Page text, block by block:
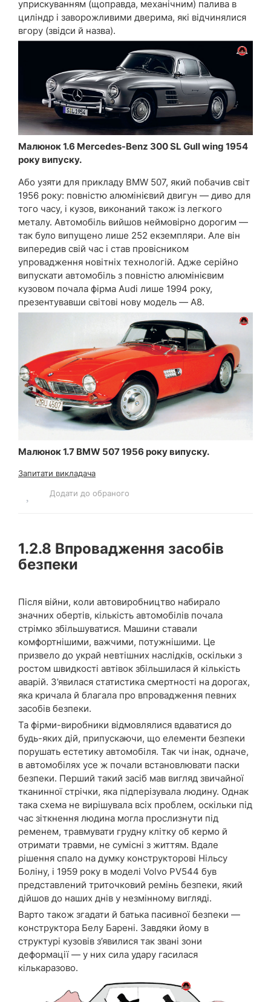
уприскуванням (щоправда, механічним) палива в
циліндр і заворожливими дверима, які відчинялися
вгору (звідси й назва).
Малюнок 1.6 Mercedes-Benz 300 SL Gull wing 1954
року випуску.
Або узяти для прикладу BMW 507, який побачив світ
1956 року: повністю алюмінієвий двигун — диво для
того часу, і кузов, виконаний також із легкого
металу. Автомобіль вийшов неймовірно дорогим —
так було випущено лише 252 екземпляри. Але він
випередив свій час і став провісником
упровадження новітніх технологій. Адже серійно
випускати автомобіль з повністю алюмінієвим
кузовом почала фірма Audi лише 1994 року,
презентувавши світові нову модель — А8.
Малюнок 1.7 BMW 507 1956 року випуску.
Запитати викладача
Додати до обраного
1.2.8 Впровадження засобів
безпеки
Після війни, коли автовиробництво набирало
значних обертів, кількість автомобілів почала
стрімко збільшуватися. Машини ставали
комфортнішими, важчими, потужнішими. Це
призвело до украй невтішних наслідків, оскільки з
ростом швидкості автівок збільшилася й кількість
аварій. З’явилася статистика смертності на дорогах,
яка кричала й благала про впровадження певних
засобів безпеки.
Та фірми-виробники відмовлялися вдаватися до
будь-яких дій, припускаючи, що елементи безпеки
порушать естетику автомобіля. Так чи інак, одначе,
в автомобілях усе ж почали встановлювати паски
безпеки. Перший такий засіб мав вигляд звичайної
тканинної стрічки, яка підперізувала людину. Однак
така схема не вирішувала всіх проблем, оскільки під
час зіткнення людина могла прослизнути під
ременем, травмувати грудну клітку об кермо й
отримати травми, не сумісні з життям. Вдале
рішення спало на думку конструкторові Нільсу
Боліну, і 1959 року в моделі Volvo PV544 був
представлений триточковий ремінь безпеки, який
дійшов до наших днів у незмінному вигляді.
Варто також згадати й батька пасивної безпеки —
конструктора Белу Барені. Завдяки йому в
структурі кузовів з’явилися так звані зони
деформації — у них сила удару гасилася
кількаразово.